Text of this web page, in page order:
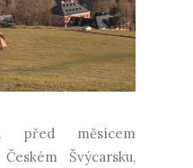
před měsícem
Švýcarsku,